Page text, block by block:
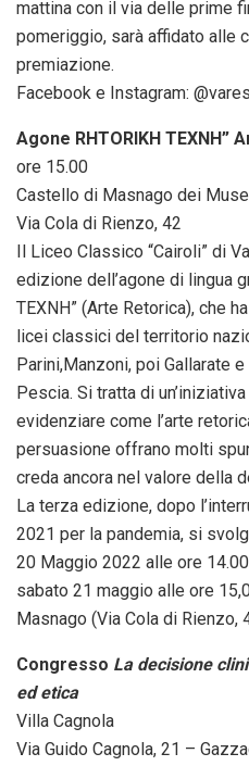
mattina con il via delle prime
pomeriggio, sarà affidato alle
premiazione.
Facebook e Instagram:
Agone RHTORIKH
ore 15.00
Castello di Masnago dei
Via Cola di Rienzo, 42
Il Liceo Classico “Cairoli” di
edizione dell’agone di lingua
TEXNH” (Arte Retorica), che
licei classici del territorio
Parini,Manzoni, poi Gallarate
Pescia. Si tratta di
evidenziare come l’arte
persuasione offrano molti
creda ancora nel valore della
La terza edizione, dopo
2021 per la pandemia, si
20 Maggio 2022 alle ore
sabato 21 maggio alle ore
Masnago (Via Cola di Rienzo,
Congresso La decisione
ed etica
Villa Cagnola
Via Guido Cagnola, 21 –